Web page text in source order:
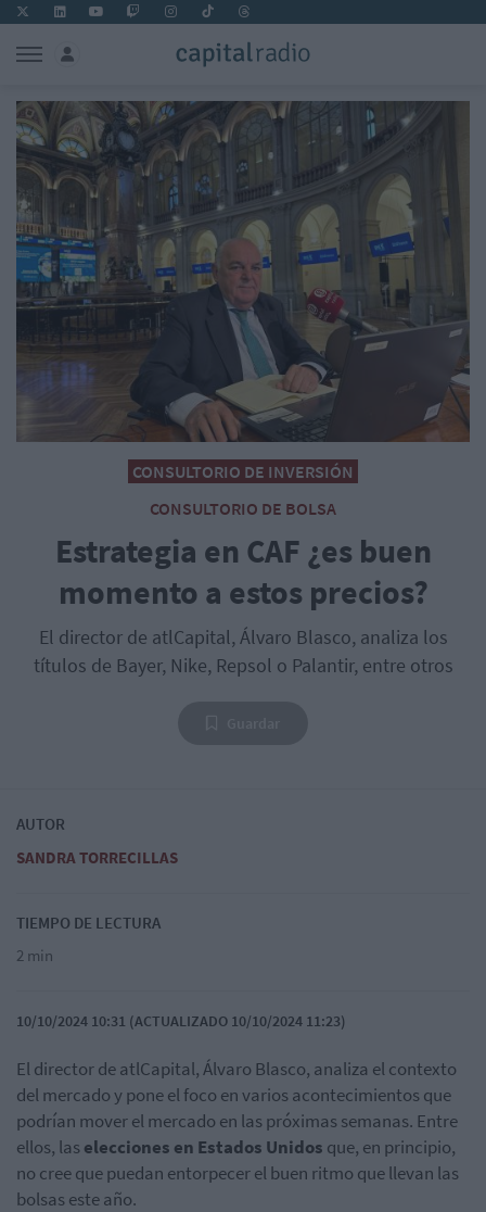
CONSULTORIO DE INVERSIÓN
CONSULTORIO DE BOLSA
Estrategia en CAF ¿es buen
momento a estos precios?
El director de atlCapital, Álvaro Blasco, analiza los
títulos de Bayer, Nike, Repsol o Palantir, entre otros
AUTOR
SANDRA TORRECILLAS
TIEMPO DE LECTURA
2 min
10/10/2024 10:31 (ACTUALIZADO 10/10/2024 11:23)
El director de atlCapital, Álvaro Blasco, analiza el contexto
del mercado y pone el foco en varios acontecimientos que
podrían mover el mercado en las próximas semanas. Entre
ellos, laselecciones en Estados Unidos que, en principio,
no cree que puedan entorpecer el buen ritmo que llevan las
bolsas este año.